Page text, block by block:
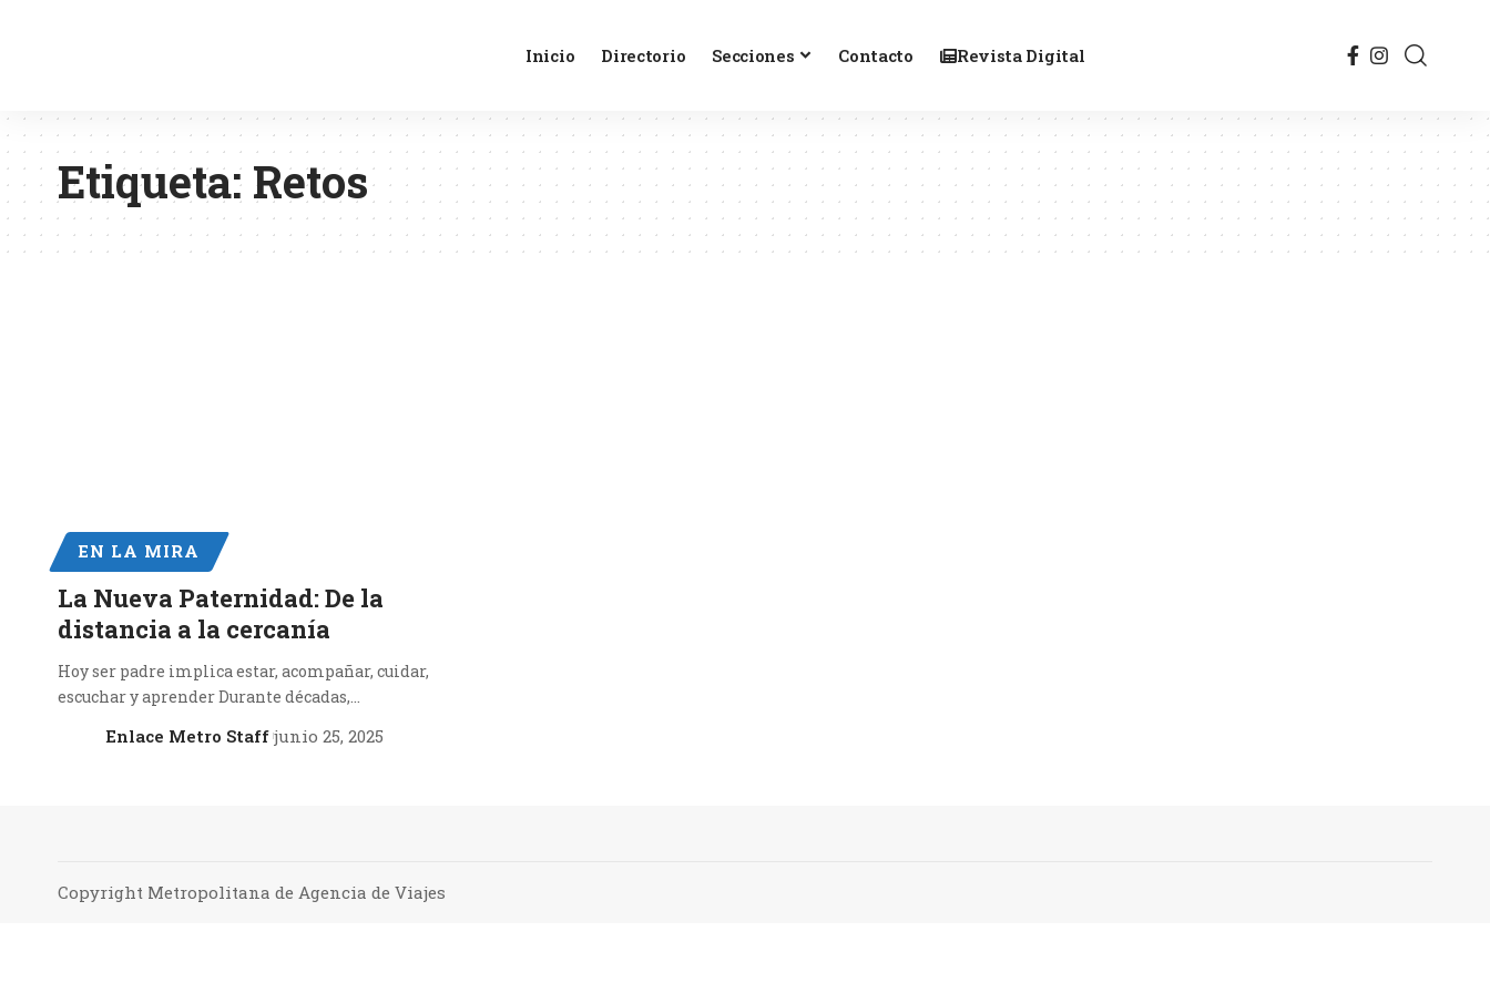
Inicio Directorio Secciones Contacto Revista Digital
Etiqueta: Retos
EN LA MIRA
La Nueva Paternidad: De la
distancia a la cercanía
Hoy ser padre implica estar, acompañar, cuidar,
escuchar y aprender Durante décadas,…
Enlace Metro Staff junio 25, 2025
Copyright Metropolitana de Agencia de Viajes